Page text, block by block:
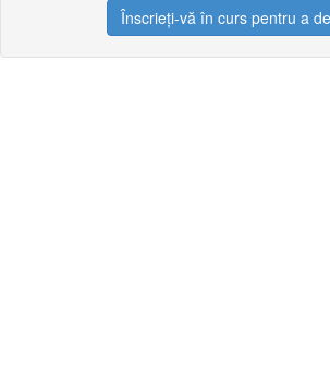
Înscrieți-vă în curs pentru a